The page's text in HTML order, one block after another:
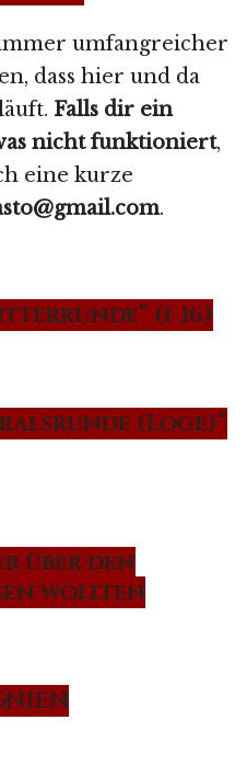
umfangreicher
dass hier und da
Falls dir ein
nicht funktioniert,
eine kurze
.
(1-16)
(Loge)“
über den
wollten